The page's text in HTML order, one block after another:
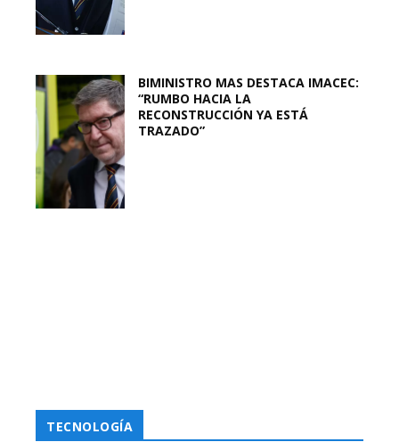
BIMINISTRO MAS DESTACA IMACEC:
“RUMBO HACIA LA
RECONSTRUCCIÓN YA ESTÁ
TRAZADO”
TECNOLOGÍA